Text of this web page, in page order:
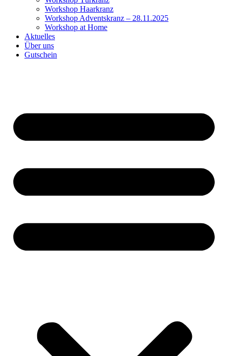
Workshop Haarkranz
Workshop Adventskranz – 28.11.2025
Workshop at Home
Aktuelles
Über uns
Gutschein